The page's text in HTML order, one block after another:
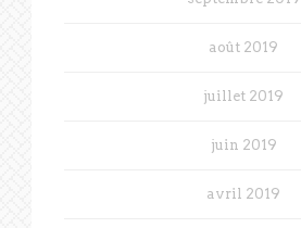
août 2019
juillet 2019
juin 2019
avril 2019